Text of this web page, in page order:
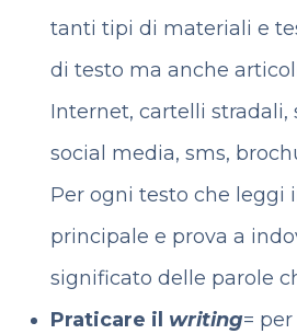
tanti tipi di materiali e
di testo ma anche
Internet, cartelli stradali,
social media, sms,
Per ogni testo che leggi
principale e prova a
significato delle parole
Praticare il writing=